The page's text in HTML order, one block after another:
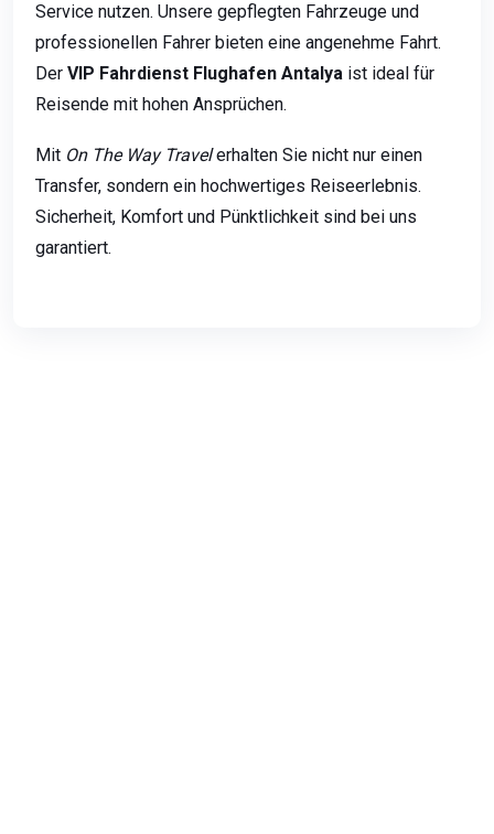
Service nutzen. Unsere gepflegten Fahrzeuge und
professionellen Fahrer bieten eine angenehme Fahrt.
Der VIP Fahrdienst Flughafen Antalya ist ideal für
Reisende mit hohen Ansprüchen.
Mit On The Way Travelerhalten Sie nicht nur einen
Transfer, sondern ein hochwertiges Reiseerlebnis.
Sicherheit, Komfort und Pünktlichkeit sind bei uns
garantiert.